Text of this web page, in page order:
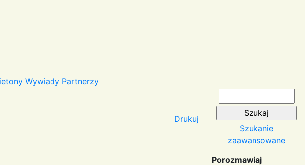
Wywiady Partnerzy
Drukuj
Szukanie
zaawansowane
Porozmawiaj